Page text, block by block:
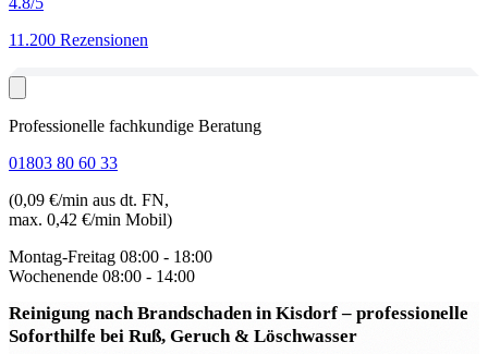
11.200 Rezensionen
Professionelle fachkundige Beratung
01803 80 60 33
(0,09 €/min aus dt. FN,
max. 0,42 €/min Mobil)
Montag-Freitag 08:00 - 18:00
Wochenende 08:00 - 14:00
Reinigung nach Brandschaden in Kisdorf– professionelle
Soforthilfe bei Ruß, Geruch & Löschwasser